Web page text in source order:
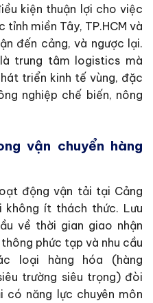
kiện thuận lợi cho việc
miền Tây, TP.HCM và
đến cảng, và ngược lại.
trung tâm logistics mà
triển kinh tế vùng, đặc
nghiệp chế biến, nông
vận chuyển hàng
động vận tải tại Cảng
ít thách thức. Lưu
về thời gian giao nhận
phức tạp và nhu cầu
loại hàng hóa (hàng
trường siêu trọng) đòi
có năng lực chuyên môn